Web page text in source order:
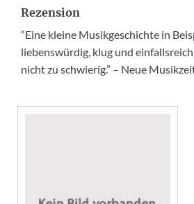
Rezension
“Eine kleine Musikgeschichte in
liebenswürdig, klug und
nicht zu schwierig.” – Neue